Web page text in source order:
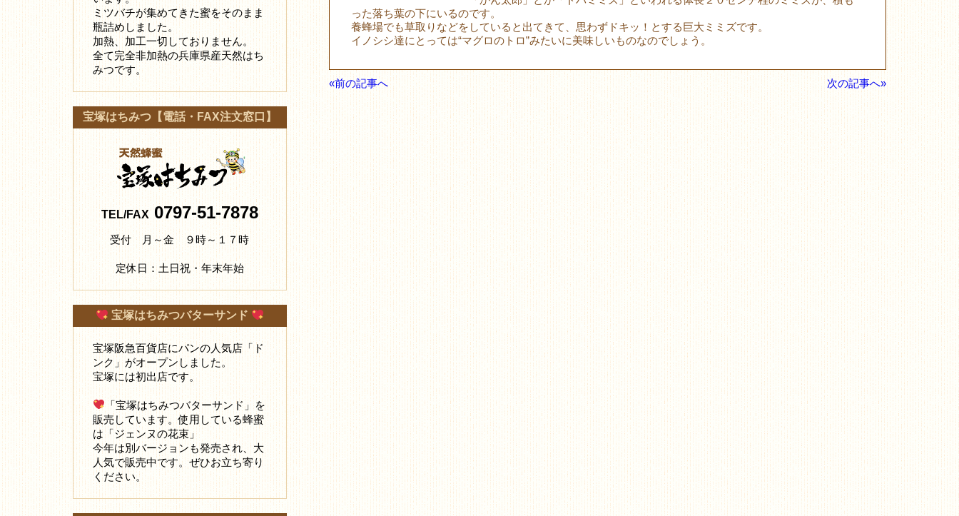
った落ち葉の下にいるのです。
養蜂場でも草取りなどをしていると出てきて、思わずドキッ！とする巨大ミミズです。
イノシシ達にとっては“マグロのトロ”みたいに美味しいものなのでしょう。
«前の記事へ 次の記事へ»
ミツバチが集めてきた蜜をそのまま
瓶詰めしました。
加熱、加工一切しておりません。
全て完全非加熱の兵庫県産天然はち
みつです。
宝塚はちみつ【電話・FAX注文窓口】
TEL/FAX0797-51-7878
受付 月～金 ９時～１７時
定休日：土日祝・年末年始
宝塚はちみつバターサンド
宝塚阪急百貨店にパンの人気店「ド
ンク」がオープンしました。
宝塚には初出店です。
「宝塚はちみつバターサンド」を
販売しています。使用している蜂蜜
は「ジェンヌの花束」
今年は別バージョンも発売され、大
人気で販売中です。ぜひお立ち寄り
ください。